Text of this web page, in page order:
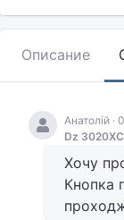
Описание
Анатолій
Dz
Хочу
Кнопка